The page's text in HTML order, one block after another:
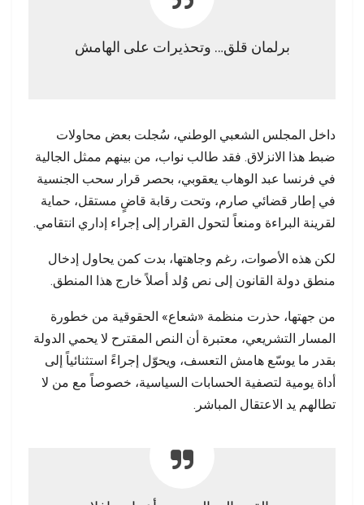
برلمان قلق… وتحذيرات على الهامش
داخل المجلس الشعبي الوطني، سُجلت بعض محاولات
ضبط هذا الانزلاق. فقد طالب نواب، من بينهم ممثل الجالية
في فرنسا عبد الوهاب يعقوبي، بحصر قرار سحب الجنسية
في إطار قضائي صارم، وتحت رقابة قاضٍ مستقل، حماية
لقرينة البراءة ومنعاً لتحول القرار إلى إجراء إداري انتقامي.
لكن هذه الأصوات، رغم وجاهتها، بدت كمن يحاول إدخال
منطق دولة القانون إلى نص وُلد أصلاً خارج هذا المنطق.
من جهتها، حذرت منظمة «شعاع» الحقوقية من خطورة
المسار التشريعي، معتبرة أن النص المقترح لا يحمي الدولة
بقدر ما يوسّع هامش التعسف، ويحوّل إجراءً استثنائياً إلى
أداة يومية لتصفية الحسابات السياسية، خصوصاً مع من لا
تطالهم يد الاعتقال المباشر.